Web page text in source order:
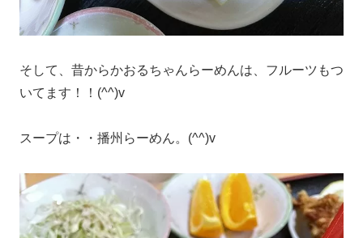
そして、昔からかおるちゃんらーめんは、フルーツもつ
いてます！！(^^)v
スープは・・播州らーめん。(^^)v